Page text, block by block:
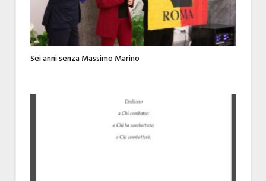
Sei anni senza Massimo Marino